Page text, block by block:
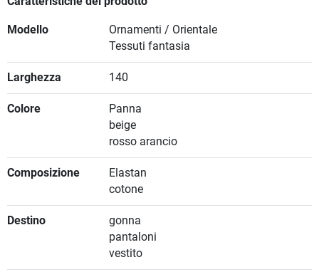
Modello
Ornamenti / Orientale
Tessuti fantasia
Larghezza 140
Colore
Panna
beige
rosso arancio
Composizione
Elastan
cotone
Destino
gonna
pantaloni
vestito